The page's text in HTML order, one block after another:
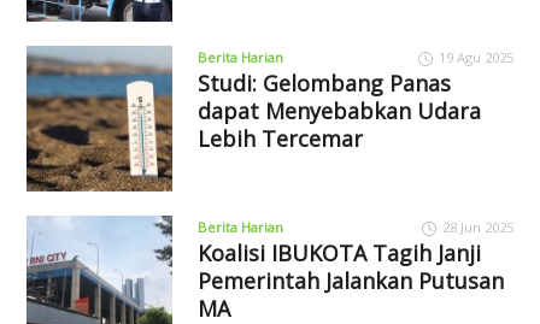
Berita Harian 19 Agu 2025
Studi: Gelombang Panas
dapat Menyebabkan Udara
Lebih Tercemar
Berita Harian 28 Jun 2025
Koalisi IBUKOTA Tagih Janji
Pemerintah Jalankan Putusan
MA